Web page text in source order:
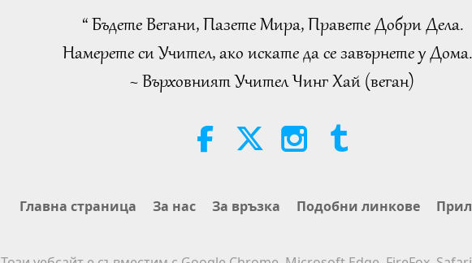
“ Бъдете Вегани, Пазете Мира, Правете Добри Дела.
Намерете си Учител, ако искате да се завърнете у
~ Върховният Учител Чинг Хай (веган)
Главна страница За нас За връзка Подобни линкове